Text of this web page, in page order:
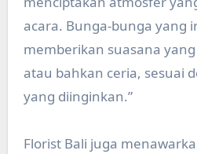
acara. Bunga-bunga yang
memberikan suasana
atau bahkan ceria, sesuai
yang diinginkan.”
Florist Bali juga